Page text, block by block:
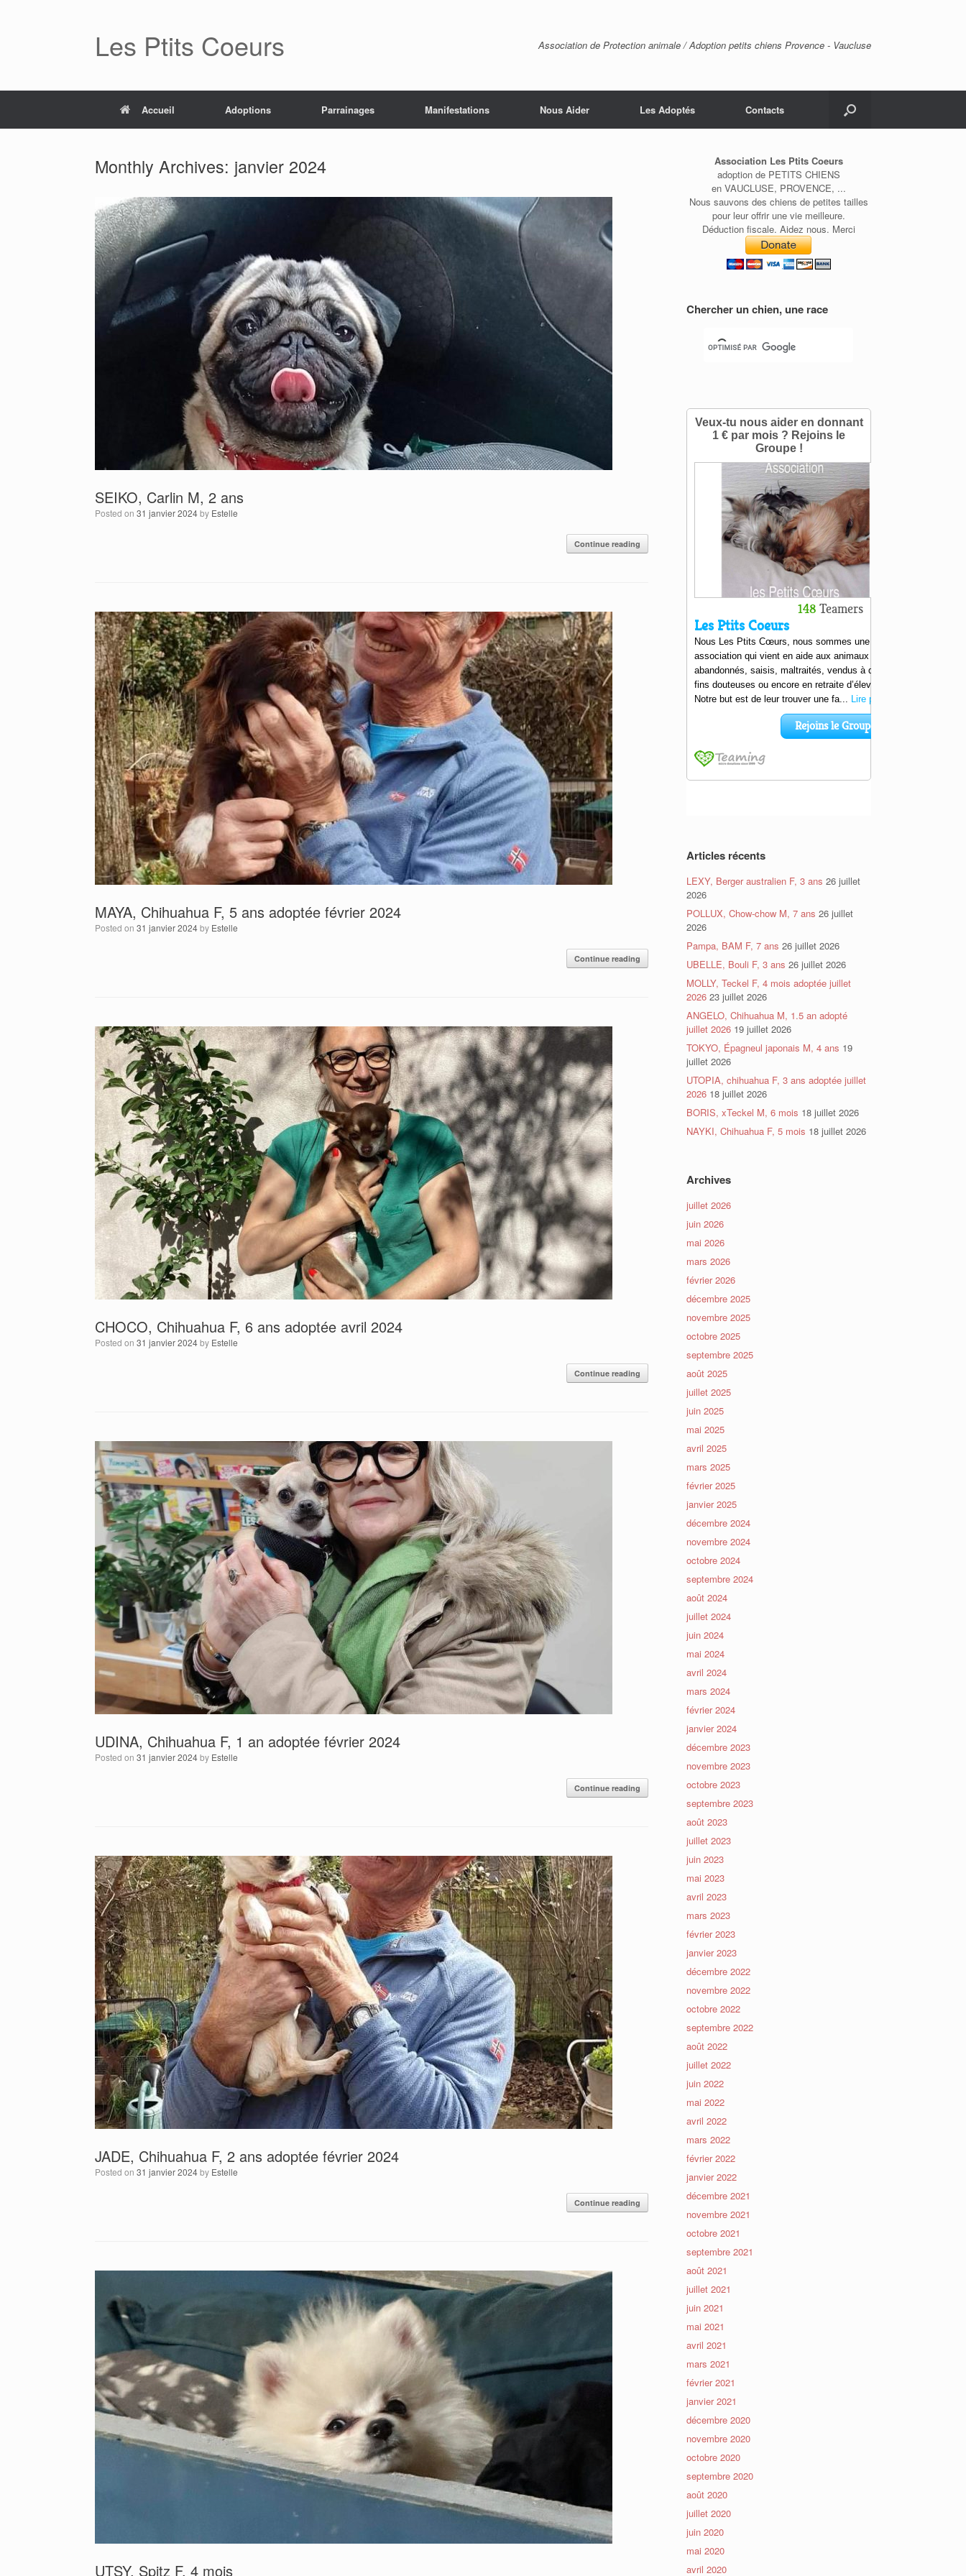
Les Ptits Coeurs Association de Protection animale / Adoption petits chiens Provence - Vaucluse
Accueil Adoptions Parrainages Manifestations Nous Aider Les Adoptés Contacts
Monthly Archives: janvier 2024
SEIKO, Carlin M, 2 ans
Posted on 31 janvier 2024by Estelle
Continue reading
MAYA, Chihuahua F, 5 ans adoptée février 2024
Posted on 31 janvier 2024by Estelle
Continue reading
CHOCO, Chihuahua F, 6 ans adoptée avril 2024
Posted on 31 janvier 2024by Estelle
Continue reading
UDINA, Chihuahua F, 1 an adoptée février 2024
Posted on 31 janvier 2024by Estelle
Continue reading
JADE, Chihuahua F, 2 ans adoptée février 2024
Posted on 31 janvier 2024by Estelle
Continue reading
UTSY, Spitz F, 4 mois
Association Les Ptits Coeurs
adoption de PETITS CHIENS
en VAUCLUSE, PROVENCE, ...
Nous sauvons des chiens de petites tailles
pour leur offrir une vie meilleure.
Déduction fiscale. Aidez nous. Merci
Chercher un chien, une race
Articles récents
LEXY, Berger australien F, 3 ans 26 juillet
2026
POLLUX, Chow-chow M, 7 ans 26 juillet
2026
Pampa, BAM F, 7 ans 26 juillet 2026
UBELLE, Bouli F, 3 ans 26 juillet 2026
MOLLY, Teckel F, 4 mois adoptée juillet
2026 23 juillet 2026
ANGELO, Chihuahua M, 1.5 an adopté
juillet 2026 19 juillet 2026
TOKYO, Épagneul japonais M, 4 ans 19
juillet 2026
UTOPIA, chihuahua F, 3 ans adoptée juillet
2026 18 juillet 2026
BORIS, xTeckel M, 6 mois 18 juillet 2026
NAYKI, Chihuahua F, 5 mois 18 juillet 2026
Archives
juillet 2026
juin 2026
mai 2026
mars 2026
février 2026
décembre 2025
novembre 2025
octobre 2025
septembre 2025
août 2025
juillet 2025
juin 2025
mai 2025
avril 2025
mars 2025
février 2025
janvier 2025
décembre 2024
novembre 2024
octobre 2024
septembre 2024
août 2024
juillet 2024
juin 2024
mai 2024
avril 2024
mars 2024
février 2024
janvier 2024
décembre 2023
novembre 2023
octobre 2023
septembre 2023
août 2023
juillet 2023
juin 2023
mai 2023
avril 2023
mars 2023
février 2023
janvier 2023
décembre 2022
novembre 2022
octobre 2022
septembre 2022
août 2022
juillet 2022
juin 2022
mai 2022
avril 2022
mars 2022
février 2022
janvier 2022
décembre 2021
novembre 2021
octobre 2021
septembre 2021
août 2021
juillet 2021
juin 2021
mai 2021
avril 2021
mars 2021
février 2021
janvier 2021
décembre 2020
novembre 2020
octobre 2020
septembre 2020
août 2020
juillet 2020
juin 2020
mai 2020
avril 2020